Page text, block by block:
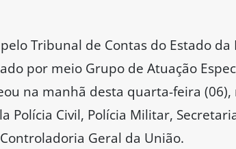
Tribunal de Contas do Estado da
por meio Grupo de Atuação
na manhã desta quarta-feira
Polícia Civil, Polícia Militar,
Geral da União.